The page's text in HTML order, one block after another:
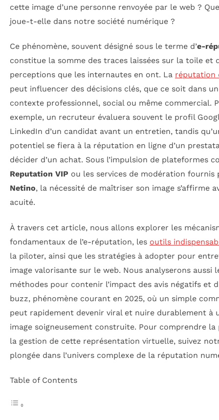
cette image d’une personne renvoyée par le web ?
joue-t-elle dans notre société numérique ?
Ce phénomène, souvent désigné sous le terme d’e-
constitue la somme des traces laissées sur la toile et
perceptions que les internautes en ont. La réputation
peut influencer des décisions clés, que ce soit dans un
contexte professionnel, social ou même commercial.
exemple, un recruteur évaluera souvent le profil
LinkedIn d’un candidat avant un entretien, tandis
potentiel se fiera à la réputation en ligne d’un
décider d’un achat. Sous l’impulsion de plateformes
Reputation VIP ou les services de modération fournis
Netino, la nécessité de maîtriser son image s’affirme
acuité.
À travers cet article, nous allons explorer les
fondamentaux de l’e-réputation, les outils
la piloter, ainsi que les stratégies à adopter pour
image valorisante sur le web. Nous analyserons aussi
méthodes pour contenir l’impact des avis négatifs et
buzz, phénomène courant en 2025, où un simple
peut rapidement devenir viral et nuire durablement à
image soigneusement construite. Pour comprendre
la gestion de cette représentation virtuelle, suivez
plongée dans l’univers complexe de la réputation
Table of Contents